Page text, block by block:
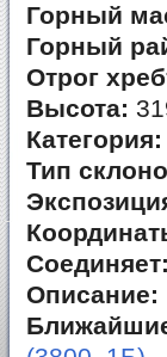
Горный
Горный
Отрог
Высота:
Категория:
Тип
Соединяет:
Описание: